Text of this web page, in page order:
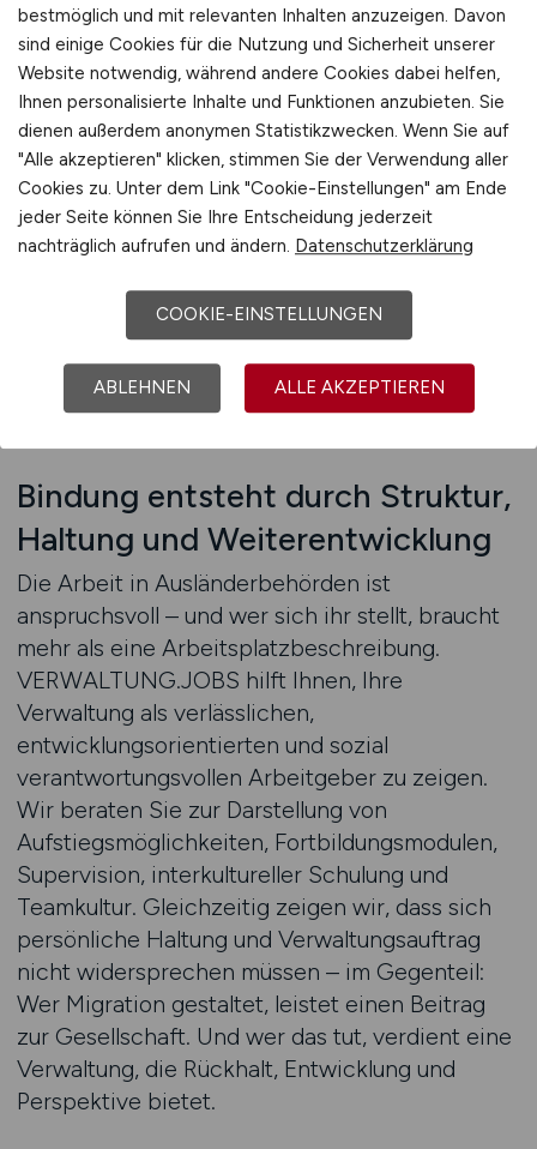
Schlüsselqualifikation machen. Wir sorgen dafür,
dass Ihre Behörde als modernes, bürgernahes
Verwaltungsorgan wahrgenommen wird – offen
für neue Wege, fachlich fundiert und mit klarer
Verantwortung. Darüber hinaus unterstützen wir
Sie bei der Ansprache von Nachwuchskräften,
juristischen Talenten, Menschen mit
Migrationshintergrund oder Quereinsteigern aus
Ausländerbehörden brauchen Vielfalt – auch im
eigenen Team.
Beratung anfordern
Bindung entsteht durch Struktur,
Haltung und Weiterentwicklung
Die Arbeit in Ausländerbehörden ist
anspruchsvoll – und wer sich ihr stellt, braucht
mehr als eine Arbeitsplatzbeschreibung.
VERWALTUNG.JOBS hilft Ihnen, Ihre
Verwaltung als verlässlichen,
entwicklungsorientierten und sozial
verantwortungsvollen Arbeitgeber zu zeigen.
Wir beraten Sie zur Darstellung von
Aufstiegsmöglichkeiten, Fortbildungsmodulen,
Supervision, interkultureller Schulung und
Teamkultur. Gleichzeitig zeigen wir, dass sich
persönliche Haltung und Verwaltungsauftrag
nicht widersprechen müssen – im Gegenteil:
Wer Migration gestaltet, leistet einen Beitrag
zur Gesellschaft. Und wer das tut, verdient eine
Verwaltung, die Rückhalt, Entwicklung und
Perspektive bietet.
bestmöglich und mit relevanten Inhalten anzuzeigen. Davon
sind einige Cookies für die Nutzung und Sicherheit unserer
Website notwendig, während andere Cookies dabei helfen,
Ihnen personalisierte Inhalte und Funktionen anzubieten. Sie
dienen außerdem anonymen Statistikzwecken. Wenn Sie auf
"Alle akzeptieren" klicken, stimmen Sie der Verwendung aller
Cookies zu. Unter dem Link "Cookie-Einstellungen" am Ende
jeder Seite können Sie Ihre Entscheidung jederzeit
nachträglich aufrufen und ändern. Datenschutzerklärung
COOKIE-EINSTELLUNGEN
ABLEHNEN ALLE AKZEPTIEREN